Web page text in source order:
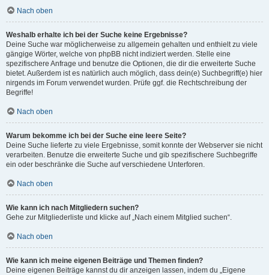
Nach oben
Weshalb erhalte ich bei der Suche keine Ergebnisse?
Deine Suche war möglicherweise zu allgemein gehalten und enthielt zu viele
gängige Wörter, welche von phpBB nicht indiziert werden. Stelle eine
spezifischere Anfrage und benutze die Optionen, die dir die erweiterte Suche
bietet. Außerdem ist es natürlich auch möglich, dass dein(e) Suchbegriff(e) hier
nirgends im Forum verwendet wurden. Prüfe ggf. die Rechtschreibung der
Begriffe!
Nach oben
Warum bekomme ich bei der Suche eine leere Seite?
Deine Suche lieferte zu viele Ergebnisse, somit konnte der Webserver sie nicht
verarbeiten. Benutze die erweiterte Suche und gib spezifischere Suchbegriffe
ein oder beschränke die Suche auf verschiedene Unterforen.
Nach oben
Wie kann ich nach Mitgliedern suchen?
Gehe zur Mitgliederliste und klicke auf „Nach einem Mitglied suchen“.
Nach oben
Wie kann ich meine eigenen Beiträge und Themen finden?
Deine eigenen Beiträge kannst du dir anzeigen lassen, indem du „Eigene